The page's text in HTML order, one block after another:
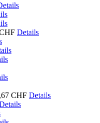
Details
CHF Details